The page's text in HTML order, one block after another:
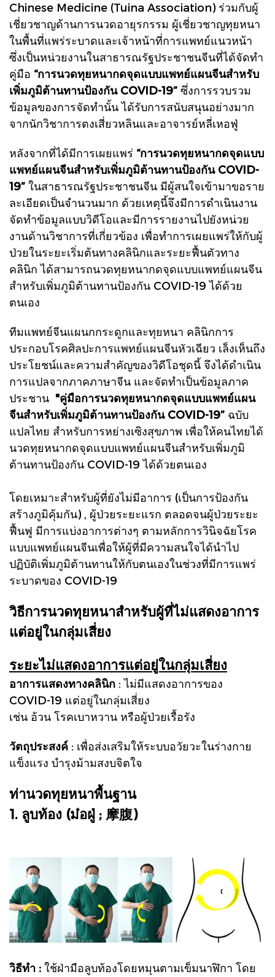
Chinese Medicine (Tuina Association) ร่วมกับผู้
เชี่ยวชาญด้านการนวดอายุรกรรม ผู้เชี่ยวชาญทุยหนา
ในพื้นที่แพร่ระบาดและเจ้าหน้าที่การแพทย์แนวหน้า
ซึ่งเป็นหน่วยงานในสาธารณรัฐประชาชนจีนที่ได้จัดทำ
คู่มือ “การนวดทุยหนากดจุดแบบแพทย์แผนจีนสำหรับ
เพิ่มภูมิต้านทานป้องกัน COVID-19” ซึ่งการรวบรวม
ข้อมูลของการจัดทำนั้น ได้รับการสนับสนุนอย่างมาก
จากนักวิชาการตงเสี่ยวหลินและอาจารย์หลี่เหอฟู่
หลังจากที่ได้มีการเผยแพร่ “การนวดทุยหนากดจุดแบบ
แพทย์แผนจีนสำหรับเพิ่มภูมิต้านทานป้องกัน COVID-
19” ในสาธารณรัฐประชาชนจีน มีผู้สนใจเข้ามาขอราย
ละเอียดเป็นจำนวนมาก ด้วยเหตุนี้จึงมีการดำเนินงาน
จัดทำข้อมูลแบบวิดีโอและมีการรายงานไปยังหน่วย
งานด้านวิชาการที่เกี่ยวข้อง เพื่อทำการเผยแพร่ให้กับผู้
ป่วยในระยะเริ่มต้นทางคลินิกและระยะฟื้นตัวทาง
คลินิก ได้สามารถนวดทุยหนากดจุดแบบแพทย์แผนจีน
สำหรับเพิ่มภูมิต้านทานป้องกัน COVID-19 ได้ด้วย
ตนเอง
ทีมแพทย์จีนแผนกกระดูกและทุยหนา คลินิกการ
ประกอบโรคศิลปะการแพทย์แผนจีนหัวเฉียว เล็งเห็นถึง
ประโยชน์และความสำคัญของวิดีโอชุดนี้ จึงได้ดำเนิน
การแปลจากภาคภาษาจีน และจัดทำเป็นข้อมูลภาค
ประชาน "คู่มือการนวดทุยหนากดจุดแบบแพทย์แผน
จีนสำหรับเพิ่มภูมิต้านทานป้องกัน COVID-19” ฉบับ
แปลไทย สำหรับการหย่างเซิงสุขภาพ เพื่อให้คนไทยได้
นวดทุยหนากดจุดแบบแพทย์แผนจีนสำหรับเพิ่มภูมิ
ต้านทานป้องกัน COVID-19 ได้ด้วยตนเอง
โดยเหมาะสำหรับผู้ที่ยังไม่มีอาการ (เป็นการป้องกัน
สร้างภูมิคุ้มกัน) , ผู้ป่วยระยะแรก ตลอดจนผู้ป่วยระยะ
ฟื้นฟู มีการแบ่งอาการต่างๆ ตามหลักการวินิจฉัยโรค
แบบแพทย์แผนจีนเพื่อให้ผู้ที่มีความสนใจได้นำไป
ปฏิบัติเพิ่มภูมิต้านทานให้กับตนเองในช่วงที่มีการแพร่
ระบาดของ COVID-19
วิธีการนวดทุยหนาสำหรับผู้ที่ไม่แสดงอาการ
แต่อยู่ในกลุ่มเสี่ยง
ระยะไม่แสดงอาการแต่อยู่ในกลุ่มเสี่ยง
อาการแสดงทางคลินิก : ไม่มีแสดงอาการของ
COVID-19 แต่อยู่ในกลุ่มเสี่ยง
เช่น อ้วน โรคเบาหวาน หรือผู้ป่วยเรื้อรัง
วัตถุประสงค์ : เพื่อส่งเสริมให้ระบบอวัยวะในร่างกาย
แข็งแรง บำรุงม้ามสงบจิตใจ
ท่านวดทุยหนาพื้นฐาน
1. ลูบท้อง (ม๋อฝู่ ; 摩腹)
วิธีทำ : ใช้ฝ่ามือลูบท้องโดยหมุนตามเข็มนาฬิกา โดย